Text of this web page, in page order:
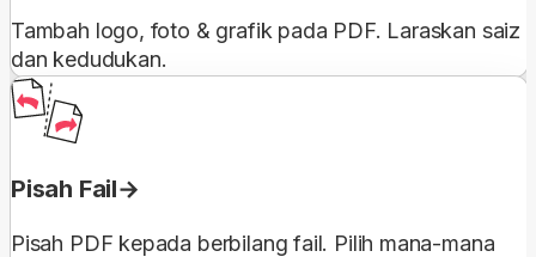
Tambah logo, foto & grafik pada PDF. Laraskan saiz
dan kedudukan.
Pisah Fail
Pisah PDF kepada berbilang fail. Pilih mana-mana